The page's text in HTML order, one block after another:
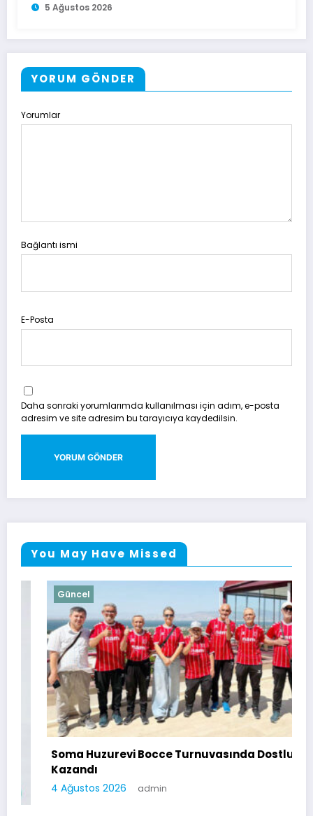
5 Ağustos 2026
YORUM GÖNDER
Yorumlar
Bağlantı ismi
E-Posta
Daha sonraki yorumlarımda kullanılması için adım, e-posta
adresim ve site adresim bu tarayıcıya kaydedilsin.
You May Have Missed
Güncel
Soma Huzurevi Bocce Turnuvasında Dostluk
Kazandı
4 Ağustos 2026 admin